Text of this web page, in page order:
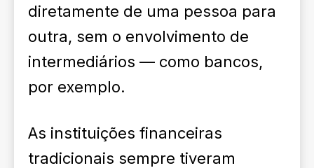
diretamente de uma pessoa para
outra, sem o envolvimento de
intermediários — como bancos,
por exemplo.
As instituições financeiras
tradicionais sempre tiveram